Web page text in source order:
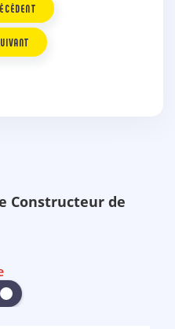
Constructeur de